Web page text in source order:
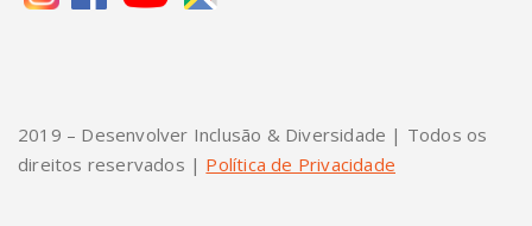
2019 – Desenvolver Inclusão & Diversidade | Todos os
direitos reservados | Política de Privacidade